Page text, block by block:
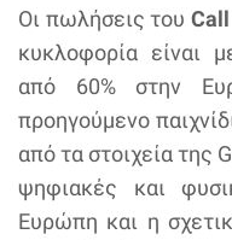
Οι πωλήσεις του
κυκλοφορία είναι
από 60% στην
προηγούμενο
από τα στοιχεία της
ψηφιακές και
Ευρώπη και η